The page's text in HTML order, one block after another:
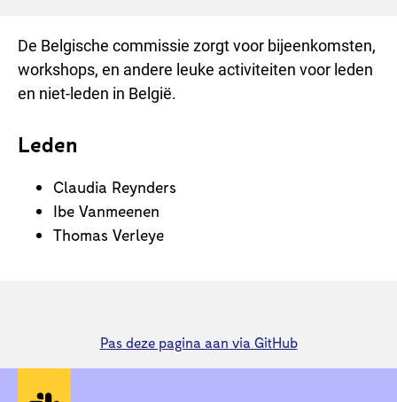
De Belgische commissie zorgt voor bijeenkomsten,
workshops, en andere leuke activiteiten voor leden
en niet-leden in België.
Leden
Claudia Reynders
Ibe Vanmeenen
Thomas Verleye
Pas deze pagina aan via GitHub